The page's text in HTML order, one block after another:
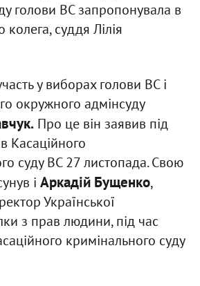
голови ВС запропонувала в
суддя Лілія
у виборах голови ВС і
окружного адмінсуду
Про це він заявив під
Касаційного
суду ВС 27 листопада. Свою
і Аркадій Бущенко,
Української
з прав людини, під час
кримінального суду